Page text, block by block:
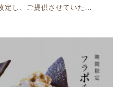
定し、ご提供させていた…